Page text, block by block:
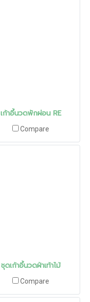
เก้าอี้นวดพักผ่อน RE
Compare
ชุดเก้าอี้นวดฝ่าเท้าไม้
Compare